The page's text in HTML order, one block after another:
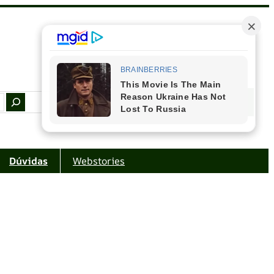
Facebook Instagram Youtube
Dúvidas Webstories